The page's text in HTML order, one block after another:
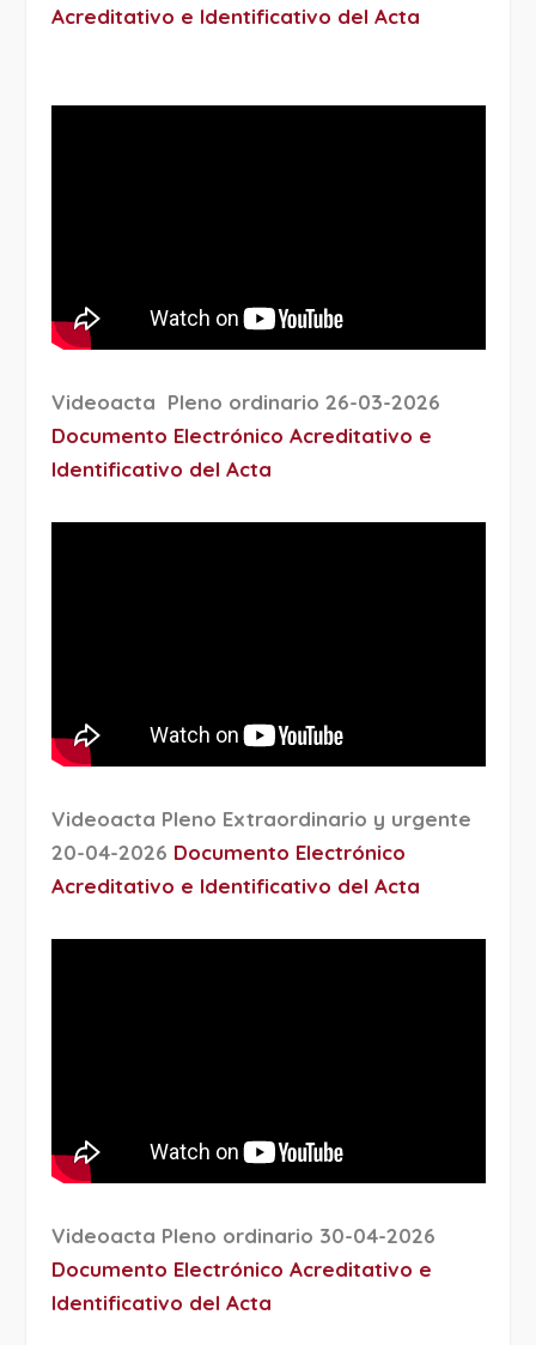
Acreditativo e Identificativo del Acta
Videoacta Pleno ordinario 26-03-2026
Documento Electrónico Acreditativo e
Identificativo del Acta
Videoacta Pleno Extraordinario y urgente
20-04-2026 Documento Electrónico
Acreditativo e Identificativo del Acta
Videoacta Pleno ordinario 30-04-2026
Documento Electrónico Acreditativo e
Identificativo del Acta